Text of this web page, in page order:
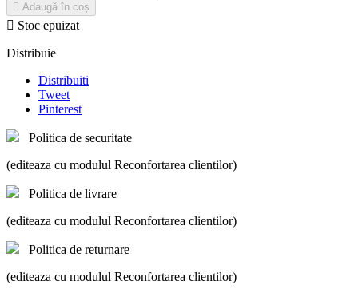
 Adaugă în coș
 Stoc epuizat
Distribuie
Distribuiti
Tweet
Pinterest
Politica de securitate
(editeaza cu modulul Reconfortarea clientilor)
Politica de livrare
(editeaza cu modulul Reconfortarea clientilor)
Politica de returnare
(editeaza cu modulul Reconfortarea clientilor)